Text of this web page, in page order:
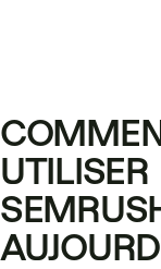
UTILISER